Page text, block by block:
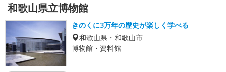
和歌山県立博物館
きのくに3万年の歴史が楽しく学べる
和歌山県・和歌山市
博物館・資料館